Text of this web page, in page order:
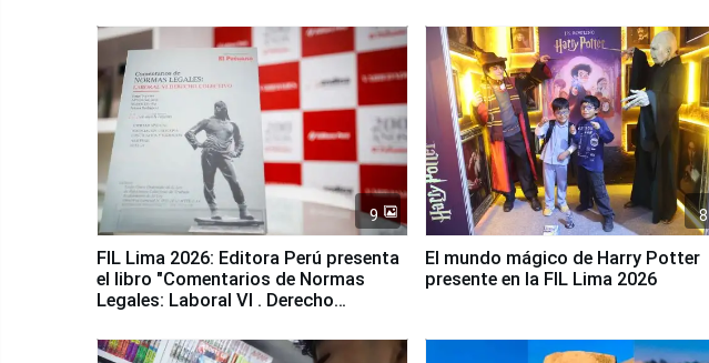
9
FIL Lima 2026: Editora Perú presenta
el libro "Comentarios de Normas
Legales: Laboral Vl . Derecho
8
El mundo mágico de Harry Potter
presente en la FIL Lima 2026